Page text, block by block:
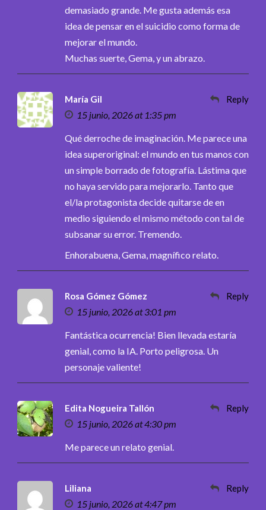
demasiado grande. Me gusta además esa
idea de pensar en el suicidio como forma de
mejorar el mundo.
Muchas suerte, Gema, y un abrazo.
María Gil
15 junio, 2026 at 1:35 pm
Reply
Qué derroche de imaginación. Me parece una
idea superoriginal: el mundo en tus manos con
un simple borrado de fotografía. Lástima que
no haya servido para mejorarlo. Tanto que
el/la protagonista decide quitarse de en
medio siguiendo el mismo método con tal de
subsanar su error. Tremendo.
Enhorabuena, Gema, magnífico relato.
Rosa Gómez Gómez
15 junio, 2026 at 3:01 pm
Reply
Fantástica ocurrencia! Bien llevada estaría
genial, como la IA. Porto peligrosa. Un
personaje valiente!
Edita Nogueira Tallón
15 junio, 2026 at 4:30 pm
Reply
Me parece un relato genial.
Liliana
15 junio, 2026 at 4:47 pm
Reply